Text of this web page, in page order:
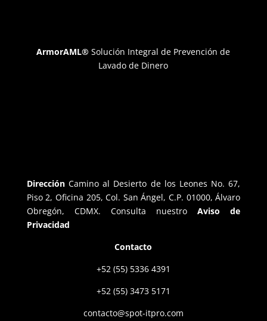
ArmorAML® Solución Integral de Prevención de
Lavado de Dinero
Dirección Camino al Desierto de los Leones No. 67,
Piso 2, Oficina 205, Col. San Ángel, C.P. 01000, Álvaro
Obregón, CDMX. Consulta nuestro
Aviso de
Privacidad
Contacto
+52 (55) 5336 4391
+52 (55) 3473 5171
contacto@spot-itpro.com